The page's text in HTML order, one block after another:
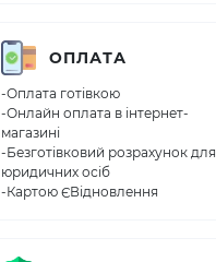
ОПЛАТА
-Оплата готівкою
-Онлайн оплата в інтернет-
магазині
-Безготівковий розрахунок для
юридичних осіб
-Картою ЄВідновлення